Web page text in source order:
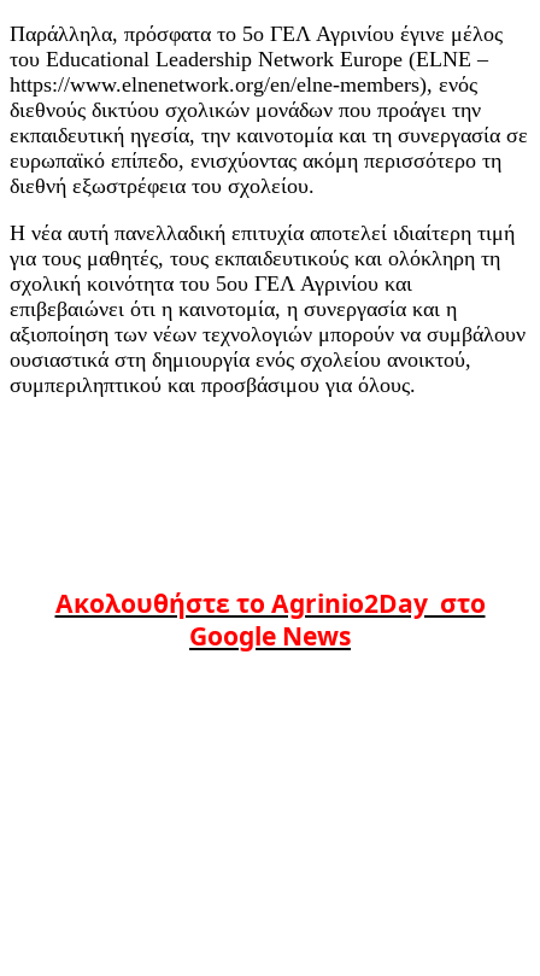
Παράλληλα, πρόσφατα το 5ο ΓΕΛ Αγρινίου έγινε μέλος
του Educational Leadership Network Europe (ELNE –
https://www.elnenetwork.org/en/elne-members), ενός
διεθνούς δικτύου σχολικών μονάδων που προάγει την
εκπαιδευτική ηγεσία, την καινοτομία και τη συνεργασία σε
ευρωπαϊκό επίπεδο, ενισχύοντας ακόμη περισσότερο τη
διεθνή εξωστρέφεια του σχολείου.
Η νέα αυτή πανελλαδική επιτυχία αποτελεί ιδιαίτερη τιμή
για τους μαθητές, τους εκπαιδευτικούς και ολόκληρη τη
σχολική κοινότητα του 5ου ΓΕΛ Αγρινίου και
επιβεβαιώνει ότι η καινοτομία, η συνεργασία και η
αξιοποίηση των νέων τεχνολογιών μπορούν να συμβάλουν
ουσιαστικά στη δημιουργία ενός σχολείου ανοικτού,
συμπεριληπτικού και προσβάσιμου για όλους.
Ακολουθήστε το Agrinio2Day στο
Google News